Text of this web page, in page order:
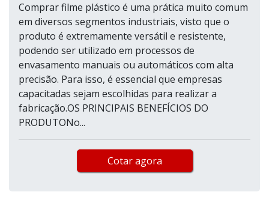
Comprar filme plástico é uma prática muito comum
em diversos segmentos industriais, visto que o
produto é extremamente versátil e resistente,
podendo ser utilizado em processos de
envasamento manuais ou automáticos com alta
precisão. Para isso, é essencial que empresas
capacitadas sejam escolhidas para realizar a
fabricação.OS PRINCIPAIS BENEFÍCIOS DO
PRODUTONo...
Cotar agora